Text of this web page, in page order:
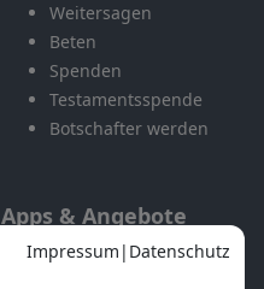
Weitersagen
Beten
Spenden
Testamentsspende
Botschafter werden
Apps & Angebote